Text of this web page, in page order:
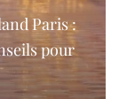
Paris :
pour